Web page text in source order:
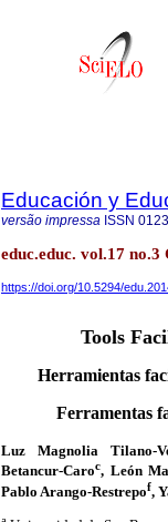
Educación y
versão impressa ISSN
educ.educ. vol.17 no.3
https://doi.org/10.5294/
Tools
Herramientas
Ferramentas
Luz Magnolia Tilano-
Betancur-Caroc, León
Pablo Arango-Restrepof,